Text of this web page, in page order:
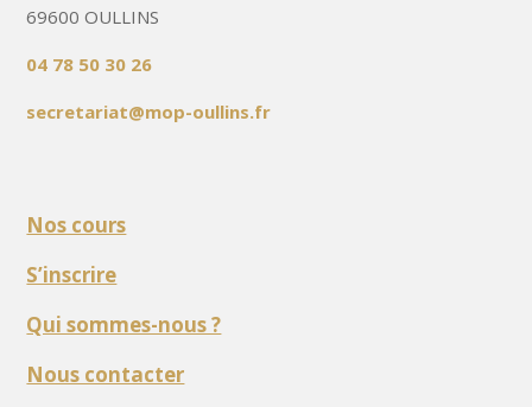
69600 OULLINS
04 78 50 30 26
secretariat@mop-oullins.fr
Nos cours
S’inscrire
Qui sommes-nous ?
Nous contacter